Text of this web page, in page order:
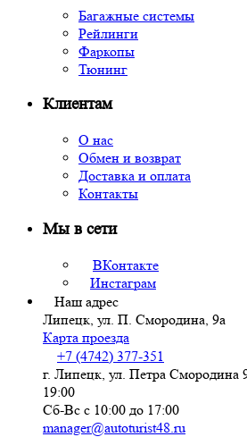
Багажные системы
Рейлинги
Фаркопы
Тюнинг
Клиентам
О нас
Обмен и возврат
Доставка и оплата
Контакты
Мы в сети
ВКонтакте
Инстаграм
Наш адрес
Липецк, ул. П. Смородина, 9а
Карта проезда
+7 (4742) 377-351
г. Липецк, ул. Петра
19:00
Сб-Вс с 10:00 до 17:00
manager@autoturist48.ru